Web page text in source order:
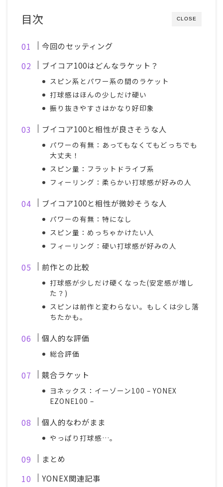
CLOSE
目次
今回のセッティング
ブイコア100はどんなラケット？
スピン系とパワー系の間のラケット
打球感はほんの少しだけ硬い
振り抜きやすさはかなり好印象
ブイコア100と相性が良さそうな人
パワーの有無：あってもなくてもどっちでも
大丈夫！
スピン量：フラットドライブ系
フィーリング：柔らかい打球感が好みの人
ブイコア100と相性が微妙そうな人
パワーの有無：特になし
スピン量：めっちゃかけたい人
フィーリング：硬い打球感が好みの人
前作との比較
打球感が少しだけ硬くなった(安定感が増し
た？)
スピンは前作と変わらない。もしくは少し落
ちたかも。
個人的な評価
総合評価
競合ラケット
ヨネックス：イーゾーン100 – YONEX
EZONE100 –
個人的なわがまま
やっぱり打球感…。
まとめ
YONEX関連記事